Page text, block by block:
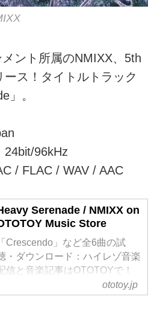
ント所属のNMIXX、5th
ース！タイトルトラック
」。
24bit/96kHz
/ FLAC / WAV / AAC
Serenade / NMIXX on
Music Store
「Crescendo」など全6曲の試
・ダウンロード：ハイレゾ音楽
信と音楽記事はOTOTOYで！
JYPエンターテインメント所属の
、5thミニアルバムをリリ
ototoy.jp